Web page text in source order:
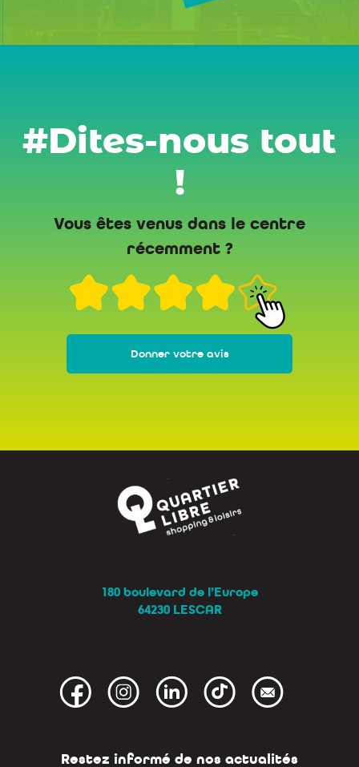
#Dites-nous tout
!
Vous êtes venus dans le centre
récemment ?
Donner votre avis
180 boulevard de l’Europe
64230 LESCAR
Restez informé de nos actualités